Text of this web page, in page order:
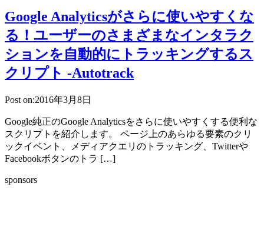
Google Analyticsがさらに使いやすくな
る！ユーザーのさまざまなインタラク
ションを自動的にトラッキングするス
クリプト -Autotrack
Post on:2016年3月8日
Google純正のGoogle Analyticsをさらに使いやすくする便利な
スクリプトを紹介します。 ページ上のあらゆる要素のクリ
ックイベント、メディアクエリのトラッキング、Twitterや
Facebookボタンのトラ […]
sponsors